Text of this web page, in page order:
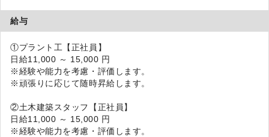
給与
①プラント工【正社員】
日給11,000 ～ 15,000 円
※経験や能力を考慮・評価します。
※頑張りに応じて随時昇給します。
②土木建築スタッフ【正社員】
日給11,000 ～ 15,000 円
※経験や能力を考慮・評価します。